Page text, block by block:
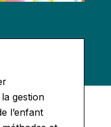
la gestion
l’enfant